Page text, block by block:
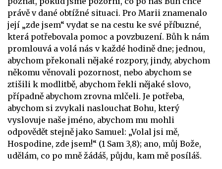
právě v dané obtížné situaci. Pro Marii znamenalo
její „zde jsem“ vydat se na cestu ke své příbuzné,
která potřebovala pomoc a povzbuzení. Bůh k nám
promlouvá a volá nás v každé hodině dne; jednou,
abychom překonali nějaké rozpory, jindy, abychom
někomu věnovali pozornost, nebo abychom se
ztišili k modlitbě, abychom řekli nějaké slovo,
případně abychom zrovna mlčeli. Je potřeba,
abychom si zvykali naslouchat Bohu, který
vyslovuje naše jméno, abychom mu mohli
odpovědět stejně jako Samuel: „Volal jsi mě,
Hospodine, zde jsem!“ (1 Sam 3,8); ano, můj Bože,
udělám, co po mně žádáš, půjdu, kam mě posíláš.